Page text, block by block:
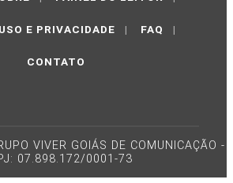
E PRIVACIDADE | FAQ |
CONTATO
VIVER GOIÁS DE COMUNICAÇÃO -
07.898.172/0001-73